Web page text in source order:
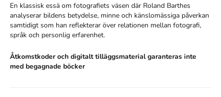
En klassisk essä om fotografiets väsen där Roland Barthes
analyserar bildens betydelse, minne och känslomässiga påverkan
samtidigt som han reflekterar över relationen mellan fotografi,
språk och personlig erfarenhet.
Åtkomstkoder och digitalt tilläggsmaterial garanteras inte
med begagnade böcker